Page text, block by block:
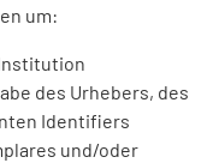
um:
des Urhebers, des
Identifiers
und/oder